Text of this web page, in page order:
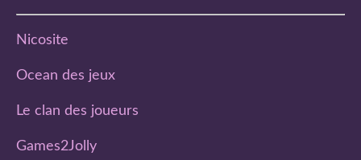
Nicosite
Ocean des jeux
Le clan des joueurs
Games2Jolly